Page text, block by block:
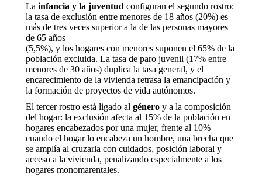
La infancia y la juventud configuran el segundo rostro:
la tasa de exclusión entre menores de 18 años (20%) es
más de tres veces superior a la de las personas mayores
de 65 años
(5,5%), y los hogares con menores suponen el 65% de la
población excluida. La tasa de paro juvenil (17% entre
menores de 30 años) duplica la tasa general, y el
encarecimiento de la vivienda retrasa la emancipación y
la formación de proyectos de vida autónomos.
El tercer rostro está ligado al género y a la composición
del hogar: la exclusión afecta al 15% de la población en
hogares encabezados por una mujer, frente al 10%
cuando el hogar lo encabeza un hombre, una brecha que
se amplía al cruzarla con cuidados, posición laboral y
acceso a la vivienda, penalizando especialmente a los
hogares monomarentales.